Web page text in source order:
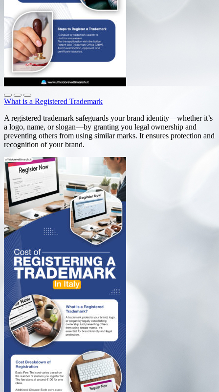
What is a Registered Trademark
A registered trademark safeguards your brand identity—whether it’s
a logo, name, or slogan—by granting you legal ownership and
preventing others from using similar marks. It ensures protection and
recognition of your brand.